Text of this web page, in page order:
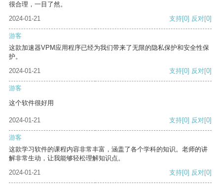
很合理，一目了然。
2024-01-21
支持[0] 反对[0]
游客
这款加速器VPM应用程序已经为我们带来了无限的隐私保护和安全性保
护。
2024-01-21
支持[0] 反对[0]
游客
这个软件很好用
2024-01-21 支持[0] 反对[0]
游客
这款学习软件的课程内容非常丰富，涵盖了各个学科的知识。老师的讲
解非常生动，让我能够轻松理解知识点。
2024-01-21
支持[0] 反对[0]